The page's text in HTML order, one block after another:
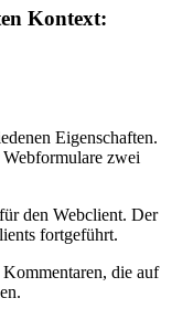
Kontext:
Eigenschaften.
Webformulare zwei
den Webclient. Der
fortgeführt.
die auf